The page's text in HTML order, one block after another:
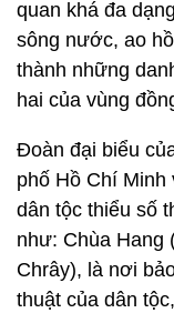
quan khá đa
sông nước, ao
thành những
hai của vùng
Đoàn đại biểu
phố Hồ Chí
dân tộc thiểu số
như: Chùa Hang
Chrây), là nơi
thuật của dân